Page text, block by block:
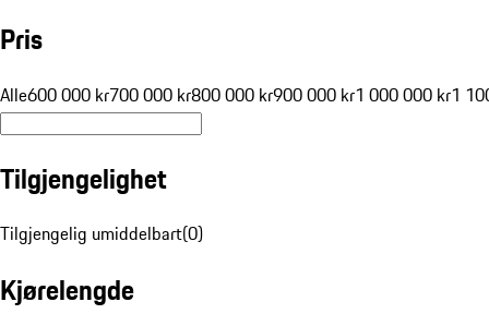
Pris
Alle600 000 kr700 000 kr800 000 kr900 000 kr1 000 000 kr1
Tilgjengelighet
Tilgjengelig umiddelbart(0)
Kjørelengde